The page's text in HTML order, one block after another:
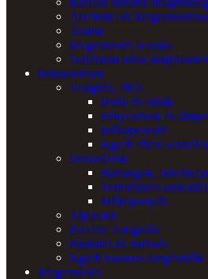
Átvétellel és
Áraink
Megrendelés leadása
Terrárium bútor
Felszerelések
Világítás, fűtés
Izzók és búrák
Fénycsövek és
Időkapcsolók
Egyéb fűtési
Dekorációk
Barlangok,
Természetes
Műkoponyák
Aljazatok
Étel/Ital Adagolók
Párásítás és öntözés
Egyéb hasznos kiegészítők
Megrendelés